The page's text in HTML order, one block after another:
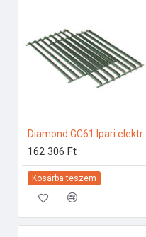
162 306 Ft
Kosárba teszem